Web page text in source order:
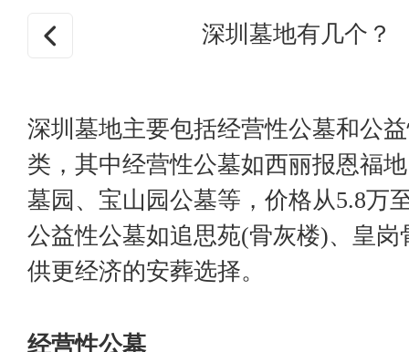
深圳墓地有几个？
深圳墓地主要包括经营性公墓和公
类，其中经营性公墓如西丽报恩福
墓园、宝山园公墓等，价格从5.8万
公益性公墓如追思苑(骨灰楼)、皇岗
供更经济的安葬选择。
经营性公墓